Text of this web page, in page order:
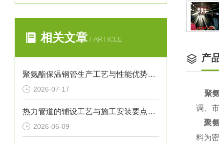
相关文章 / ARTICLE
聚氨酯保温钢管生产工艺与性能优势解析
2026-07-17
热力管道的铺设工艺与施工安装要点解析
2026-06-09
产
聚
调、
聚
料为